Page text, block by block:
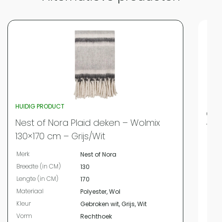
HUIDIG PRODUCT
Nest of Nora Plaid deken – Wolmix
130×170 cm – Grijs/Wit
Merk
Nest of Nora
Breedte (in CM)
130
Lengte (in CM)
170
Materiaal
Polyester, Wol
Kleur
Gebroken wit, Grijs, Wit
Vorm
Rechthoek